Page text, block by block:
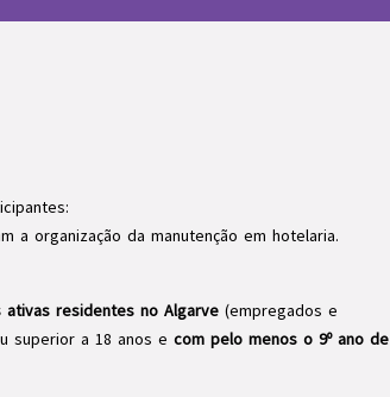
a organização da manutenção em hotelaria.
ativas residentes no Algarve(empregados e
superior a 18 anos e com pelo menos o 9º ano de